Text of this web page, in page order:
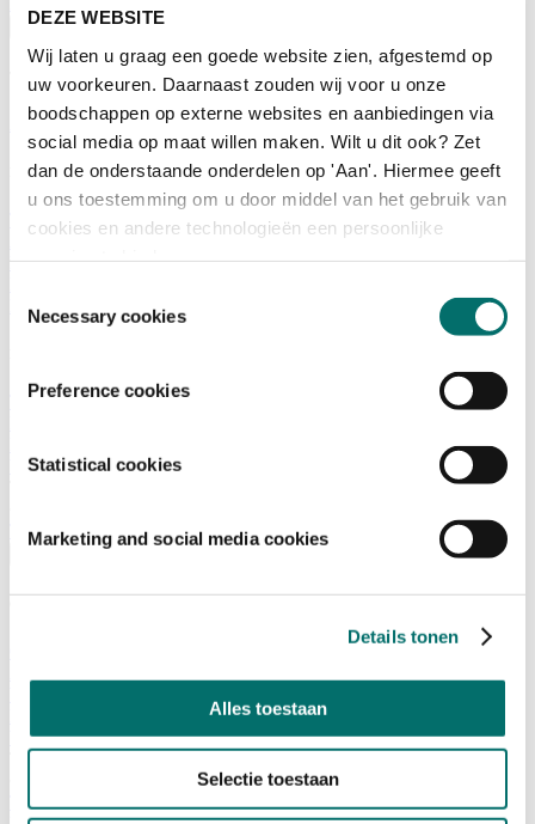
DEZE WEBSITE
Wij laten u graag een goede website zien, afgestemd op
uw voorkeuren. Daarnaast zouden wij voor u onze
boodschappen op externe websites en aanbiedingen via
social media op maat willen maken. Wilt u dit ook? Zet
dan de onderstaande onderdelen op 'Aan'. Hiermee geeft
u ons toestemming om u door middel van het gebruik van
cookies en andere technologieën een persoonlijke
Necessary cookies
Preference cookies
Statistical cookies
Marketing and social media cookies
Details tonen
Alles toestaan
Selectie toestaan
Bezoeken
Thema's Horecava
Alle Thema's
Programma
Terugblik
Activiteiten
Exposantenlijst
Programma
Tickets
Veelgestelde Vragen
TICKETS HORECAVA
Over Horecava
Vacatures
Ticket kopen voor Horecava
TICKETS HORECAVA